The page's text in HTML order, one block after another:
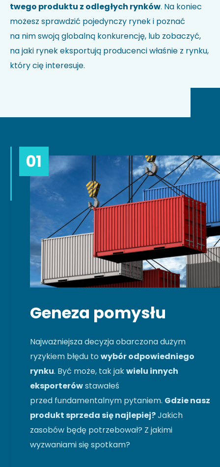
twego produktu z odległych rynków. Na koniec
możesz sprawdzić pojedynczy rynek i poznać
na nim swoją globalną konkurencję, lub zobaczyć,
na jaki rynek eksportują producenci właśnie z rynku,
który cię interesuje.
01
Geneza pomysłu
Najważniejsza decyzja obarczona dużym
ryzykiem błędu to wybór odpowiedniego
rynku. Być może, tak jakwielu innych
eksporterówstawałeś
przed fundamentalnym pytaniem. Gdzie nasz
produkt sprzeda się najlepiej?Jakich
zasobów będę potrzebował? Z jakimi
wyzwaniami się spotkam?